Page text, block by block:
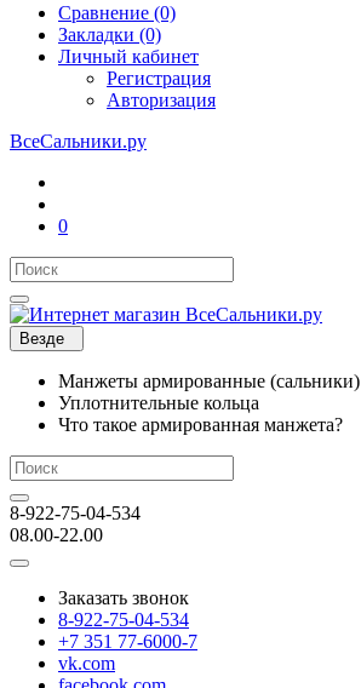
Сравнение (0)
Закладки (0)
Личный кабинет
Регистрация
Авторизация
ВсеСальники.ру
0
Везде
Манжеты армированные (сальники)
Уплотнительные кольца
Что такое армированная манжета?
8-922-75-04-534
08.00-22.00
Заказать звонок
8-922-75-04-534
+7 351 77-6000-7
vk.com